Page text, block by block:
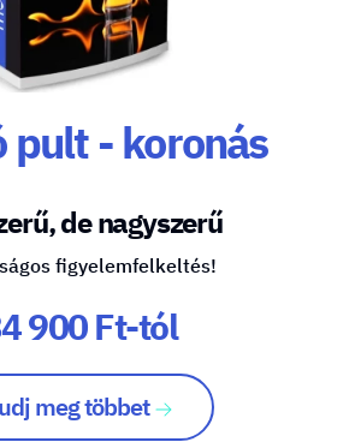
pult - koronás
de nagyszerű
figyelemfelkeltés!
900 Ft-tól
meg többet